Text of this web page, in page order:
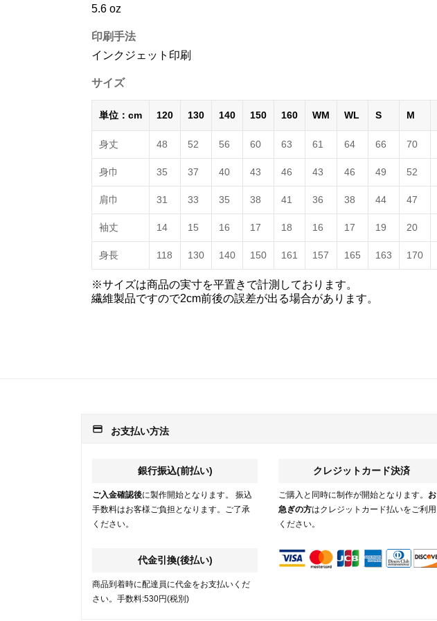
5.6 oz
印刷手法
インクジェット印刷
サイズ
単位：cm 120 130 140 150 160 WM WL S M
身丈 48 52 56 60 63 61 64 66 70
身巾 35 37 40 43 46 43 46 49 52
肩巾 31 33 35 38 41 36 38 44 47
袖丈 14 15 16 17 18 16 17 19 20
身長 118 130 140 150 161 157 165 163 170
※サイズは商品の実寸を平置きで計測しております。
繊維製品ですので2cm前後の誤差が出る場合があります。
payment お支払い方法
銀行振込(前払い)
ご入金確認後に製作開始となります。 振込
手数料はお客様ご負担となります。ご了承
ください。
代金引換(後払い)
商品到着時に配達員に代金をお支払いくだ
さい。手数料:530円(税別)
クレジットカード決済
ご購入と同時に制作が開始となります。 お
急ぎの方はクレジットカード払いをご利用
ください。